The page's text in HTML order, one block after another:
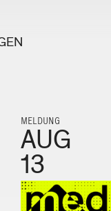
MELDUNG
AUG
13